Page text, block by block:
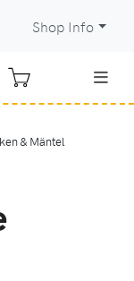
Shop Info
& Mäntel